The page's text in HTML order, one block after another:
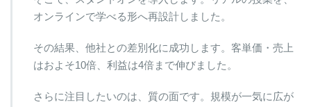
オンラインで学べる形へ再設計しました。
その結果、他社との差別化に成功します。客単価・売上
はおよそ10倍、利益は4倍まで伸びました。
さらに注目したいのは、質の面です。規模が一気に広が